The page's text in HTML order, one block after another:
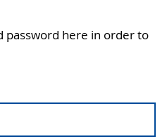
password here in order to